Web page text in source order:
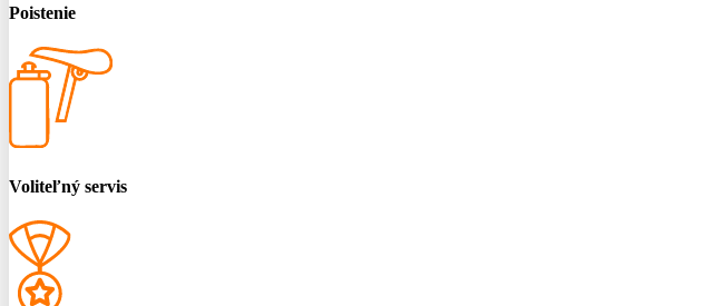
Poistenie
Voliteľný servis